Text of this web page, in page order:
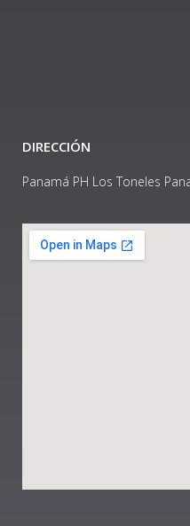
DIRECCIÓN
Panamá PH Los Toneles